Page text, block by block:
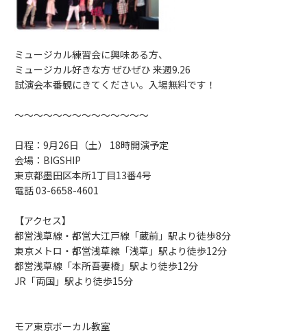
ミュージカル練習会に興味ある方、
ミュージカル好きな方 ぜひぜひ 来週9.26
試演会本番観にきてください。入場無料です！
～～～～～～～～～～～～～～
日程：9月26日（土） 18時開演予定
会場：BIGSHIP
東京都墨田区本所1丁目13番4号
電話 03-6658-4601
【アクセス】
都営浅草線・都営大江戸線「蔵前」駅より徒歩8分
東京メトロ・都営浅草線「浅草」駅より徒歩12分
都営浅草線「本所吾妻橋」駅より徒歩12分
JR「両国」駅より徒歩15分
モア東京ボーカル教室